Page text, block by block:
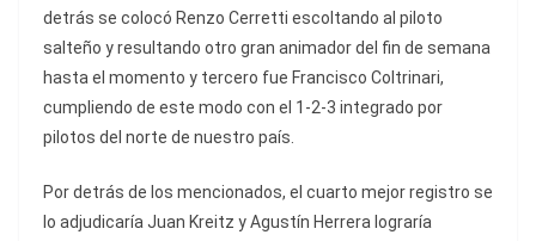
detrás se colocó Renzo Cerretti escoltando al piloto
salteño y resultando otro gran animador del fin de semana
hasta el momento y tercero fue Francisco Coltrinari,
cumpliendo de este modo con el 1-2-3 integrado por
pilotos del norte de nuestro país.
Por detrás de los mencionados, el cuarto mejor registro se
lo adjudicaría Juan Kreitz y Agustín Herrera lograría